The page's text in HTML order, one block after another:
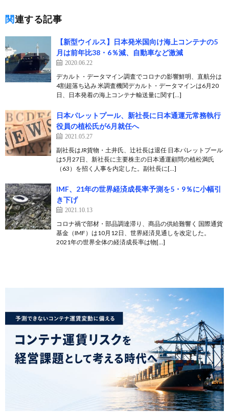
関連する記事
【新型ウイルス】日本発米国向け海上コンテナの5
月は前年比38・6％減、自動車など激減
2020.06.22
デカルト・データマイン調査でコロナの影響鮮明、直航分は
4割超落ち込み 米調査機関デカルト・データマインは6月20
日、日本発着の海上コンテナ輸送量に関す[…]
日本パレットプール、新社長に日本通運元常務執行
役員の植松氏が6月就任へ
2021.05.27
副社長はJR貨物・土井氏、辻社長は退任 日本パレットプール
は5月27日、新社長に主要株主の日本通運顧問の植松満氏
（63）を招く人事を内定した。副社長に[…]
IMF、21年の世界経済成長率予測を5・9％に小幅引
き下げ
2021.10.13
コロナ禍で部材・部品調達滞り、商品の供給難響く 国際通貨
基金（IMF）は10月12日、世界経済見通しを改定した。
2021年の世界全体の経済成長率は物[…]